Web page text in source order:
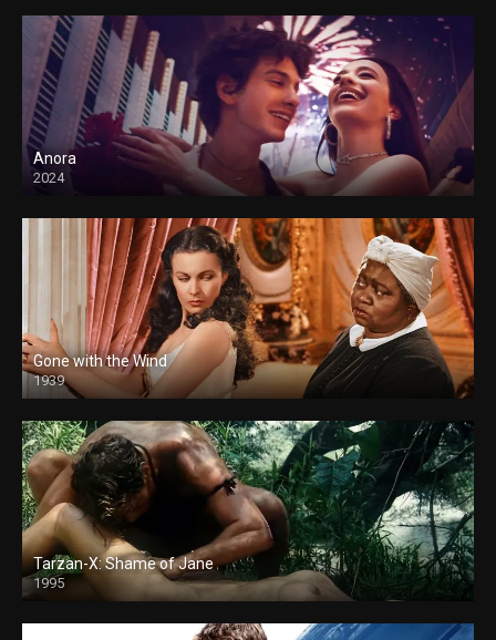
Anora
2024
Gone with the Wind
1939
Tarzan-X: Shame of Jane
1995